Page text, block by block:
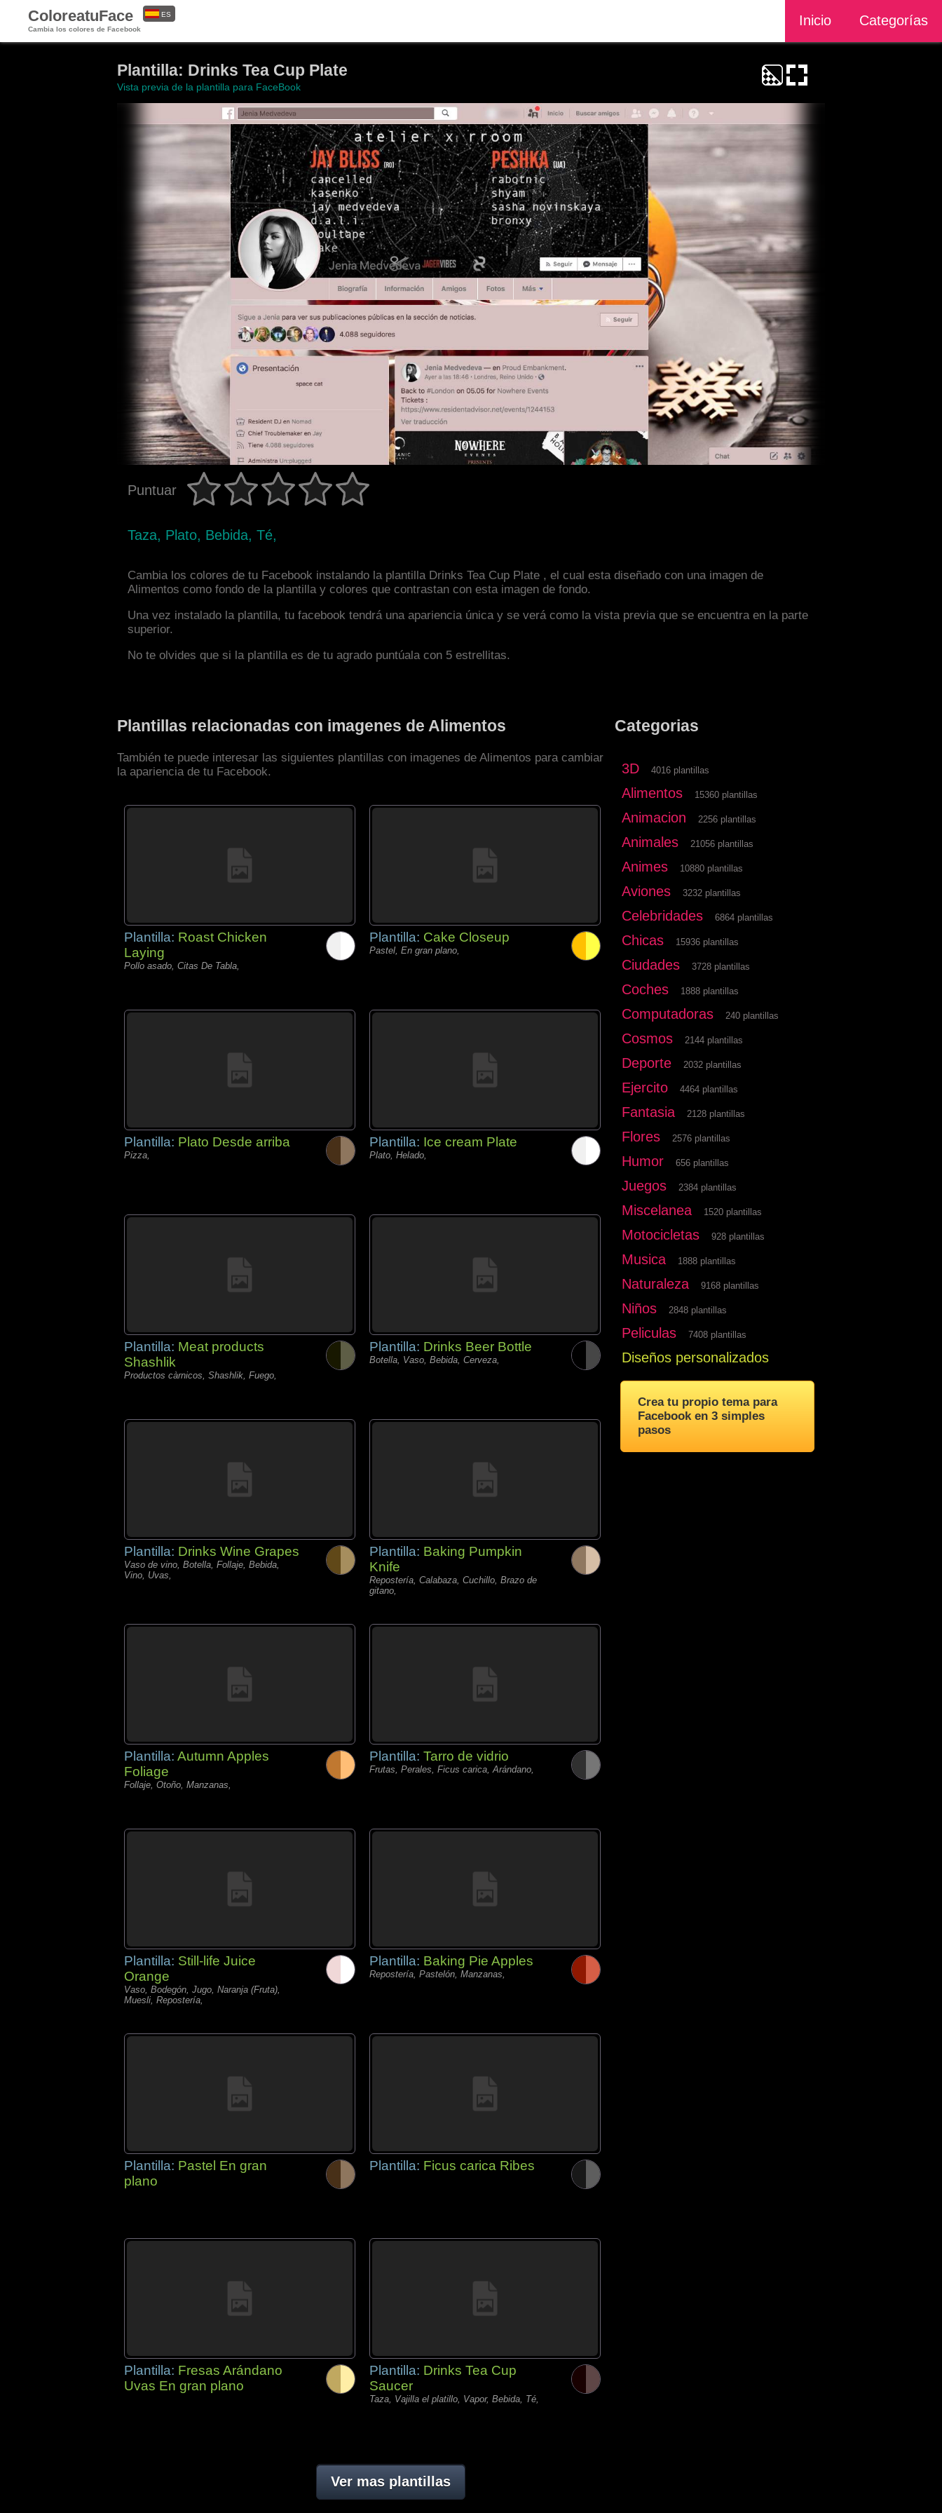
ColoreatuFace
Cambia los colores de Facebook
Inicio Categorías
ES
Plantilla: Drinks Tea Cup Plate
Vista previa de la plantilla para FaceBook
Puntuar
Taza, Plato, Bebida, Té,
Cambia los colores de tu Facebook instalando la plantilla Drinks Tea Cup Plate , el cual esta diseñado con una imagen de
Alimentos como fondo de la plantilla y colores que contrastan con esta imagen de fondo.
Una vez instalado la plantilla, tu facebook tendrá una apariencia única y se verá como la vista previa que se encuentra en la parte
superior.
No te olvides que si la plantilla es de tu agrado puntúala con 5 estrellitas.
Plantillas relacionadas con imagenes de Alimentos
También te puede interesar las siguientes plantillas con imagenes de Alimentos para cambiar
la apariencia de tu Facebook.
Plantilla: Roast Chicken
Laying
Pollo asado, Citas De Tabla,
Plantilla: Cake Closeup
Pastel, En gran plano,
Plantilla: Plato Desde arriba
Pizza,
Plantilla: Ice cream Plate
Plato, Helado,
Plantilla: Meat products
Shashlik
Productos càrnicos, Shashlik, Fuego,
Plantilla: Drinks Beer Bottle
Botella, Vaso, Bebida, Cerveza,
Plantilla: Drinks Wine Grapes
Vaso de vino, Botella, Follaje, Bebida,
Vino, Uvas,
Plantilla: Baking Pumpkin
Knife
Repostería, Calabaza, Cuchillo, Brazo de
gitano,
Plantilla: Autumn Apples
Foliage
Follaje, Otoño, Manzanas,
Plantilla: Tarro de vidrio
Frutas, Perales, Ficus carica, Arándano,
Plantilla: Still-life Juice
Orange
Vaso, Bodegón, Jugo, Naranja (Fruta),
Muesli, Repostería,
Plantilla: Baking Pie Apples
Repostería, Pastelón, Manzanas,
Plantilla: Pastel En gran
plano
Plantilla: Ficus carica Ribes
Plantilla: Fresas Arándano
Uvas En gran plano
Plantilla: Drinks Tea Cup
Saucer
Taza, Vajilla el platillo, Vapor, Bebida, Té,
Ver mas plantillas
Categorias
3D 4016 plantillas
Alimentos 15360 plantillas
Animacion 2256 plantillas
Animales 21056 plantillas
Animes 10880 plantillas
Aviones 3232 plantillas
Celebridades 6864 plantillas
Chicas 15936 plantillas
Ciudades 3728 plantillas
Coches 1888 plantillas
Computadoras 240 plantillas
Cosmos 2144 plantillas
Deporte 2032 plantillas
Ejercito 4464 plantillas
Fantasia 2128 plantillas
Flores 2576 plantillas
Humor 656 plantillas
Juegos 2384 plantillas
Miscelanea 1520 plantillas
Motocicletas 928 plantillas
Musica 1888 plantillas
Naturaleza 9168 plantillas
Niños 2848 plantillas
Peliculas 7408 plantillas
Diseños personalizados
Crea tu propio tema para
Facebook en 3 simples
pasos